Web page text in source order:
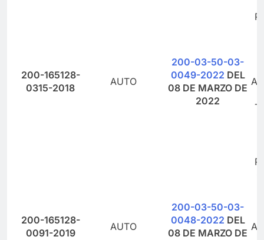
200-165128-
0315-2018
AUTO
200-03-50-03-
0049-2022 DEL
08 DE MARZO DE
2022
200-165128-
0091-2019
AUTO
200-03-50-03-
0048-2022 DEL
08 DE MARZO DE